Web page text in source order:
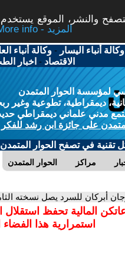
والنشر، الموقع
More info - المزيد
وكالة أنباء اليسار -وكالة أنباء
الاقتصاد - اخبار
لمؤسسة الحوار المتمدن
ديمقراطية، تطوعية وغير
مدني علماني ديمقراطي حديث
على جائزة ابن رشد للفكر
تقنية في تصفح الحوار المتمدن
الحوار المتمدن مراكز
أبركان للسرد يصل نسخته
المالية تحفظ
استمرارية هذا الفضاء